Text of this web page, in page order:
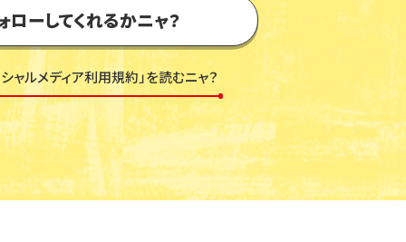
ローしてくれるかニャ？
ャルメディア利用規約」を読むニャ？